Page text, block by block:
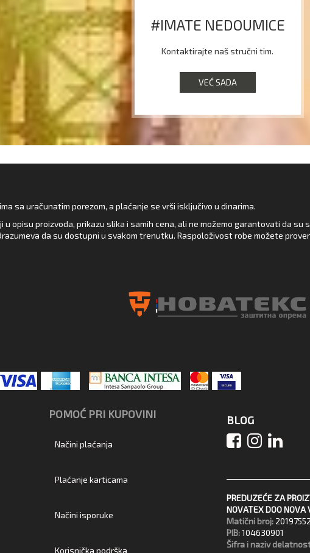
#IMATE NEDOUMICE
Kontaktirajte naš stručni tim.
VEĆ SADA
sa uračunatim porezom, a plaćanje se vrši isključivo u dinarima.
u opisu proizvoda, prikazu slika i samih cena, ali ne možemo garantovati da
da su dostupni u svakom trenutku. Raspoloživost robe možete
POMOĆ PRI KUPOVINI
Načini plaćanja
Plaćanje karticama
Načini isporuke
Korisnička podrška
BLOG
PREDUZEĆE ZA
NOVATEX DOO NOVA
Matični broj: 20197552
PIB:104630901
Šifra i naziv